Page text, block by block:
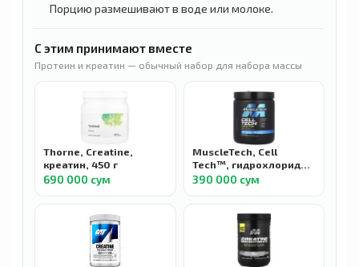
Порцию размешивают в воде или молоке.
С этим принимают вместе
Протеин и креатин — обычный набор для набора массы
Thorne, Creatine,
креатин, 450 г
690 000 сум
MuscleTech, Cell
Tech™, гидрохлорид
креатина+, с
нейтральным вкусом,
390 000 сум